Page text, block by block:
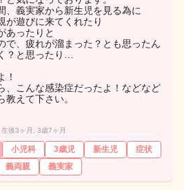
、義実家から新生児を見る為に
が遊びに来てくれたり
あったりと
で、疲れが溜まった？とも思ったん
？と思ったり…
！
、こんな感染症だったよ！などなど
えて下さい。
生後3ヶ月, 3歳7ヶ月
小児科 3歳児 新生児
症状
義両親 義実家